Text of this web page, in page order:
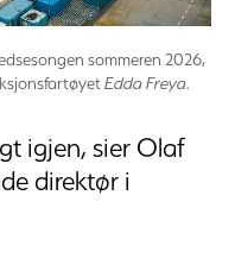
sommeren 2026,
Edda Freya.
igjen, sier Olaf
direktør i